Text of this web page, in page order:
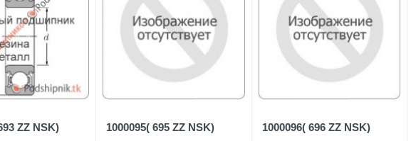
ZZ NSK) 1000095( 695 ZZ NSK) 1000096( 696 ZZ NSK)